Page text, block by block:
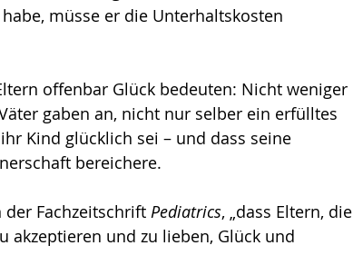
müsse er die Unterhaltskosten
offenbar Glück bedeuten: Nicht weniger
gaben an, nicht nur selber ein erfülltes
Kind glücklich sei – und dass seine
bereichere.
der Fachzeitschrift Pediatrics, „dass Eltern, die
akzeptieren und zu lieben, Glück und